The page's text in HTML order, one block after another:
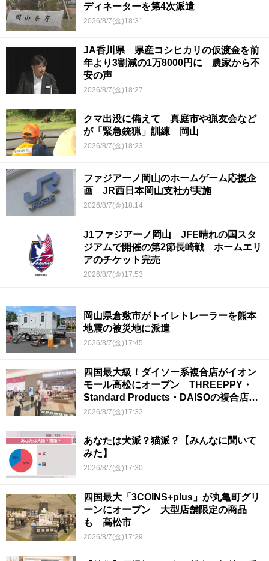
ディネーターを第4次派遣
2026/8/7(金)18:31
JA香川県 県産コシヒカリの仮渡金を前
年より3割減の1万8000円に 農家から不
安の声
2026/8/7(金)18:27
クマ出没に備えて 真庭市や猟友会など
が「緊急銃猟」訓練 岡山
2026/8/7(金)18:23
ファジアーノ岡山のホームゲーム応援企
画 JR西日本岡山支社が実施
2026/8/7(金)18:14
J1ファジアーノ岡山 JFE晴れの国スタ
ジアムで開催の第2節長崎戦 ホームエリ
アのチケット完売
2026/8/7(金)17:53
岡山県倉敷市がトイレトレーラーを熊本
地震の被災地に派遣
2026/8/7(金)17:45
四国最大級！ダイソー系複合店がイオン
モール高松にオープン THREEPPY・
Standard Products・DAISOの複合店は
香川県初
2026/8/7(金)17:32
あなたは犬派？猫派？【みんなに聞いて
みた】
2026/8/7(金)17:30
四国最大「3COINS+plus」が丸亀町グリ
ーンにオープン 大型店舗限定の商品
も 高松市
2026/8/7(金)17:29